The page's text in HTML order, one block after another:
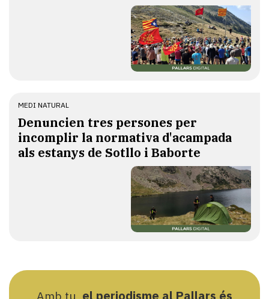
MEDI NATURAL
Denuncien tres persones per
incomplir la normativa d'acampada
als estanys de Sotllo i Baborte
Amb tu, el periodisme al Pallars és